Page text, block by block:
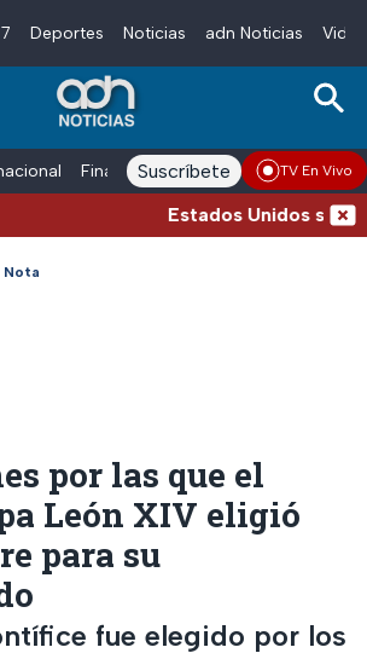
Deportes Noticias adn Noticias
Finanzas adn Noticias Radio
Suscríbete TV En Vivo
Estados Unidos
Nota
por las que el
León XIV eligió
para su
fue elegido por los